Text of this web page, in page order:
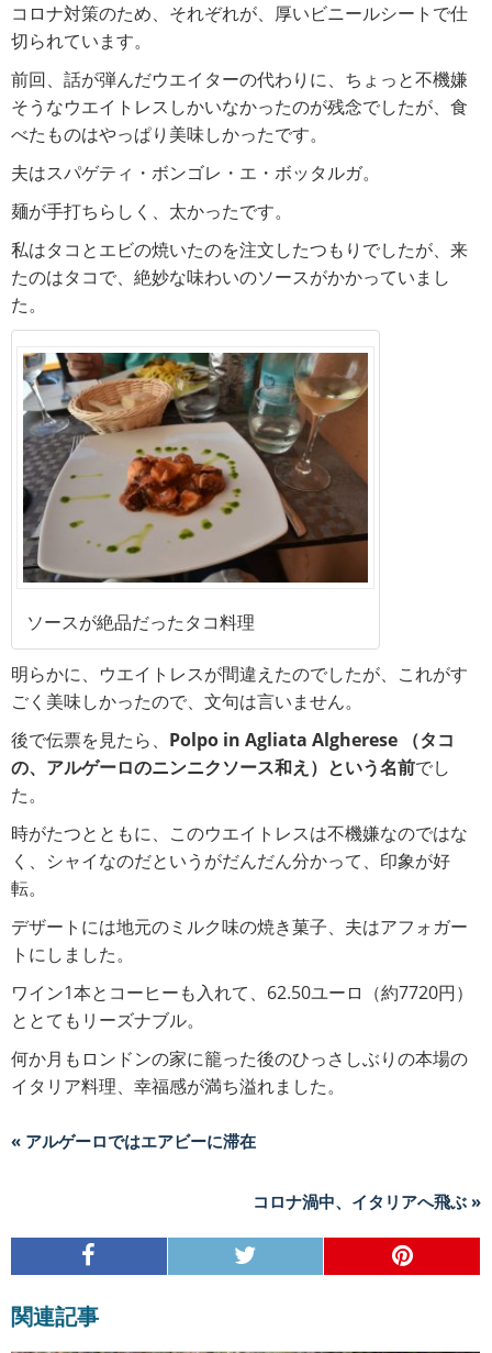
コロナ対策のため、それぞれが、厚いビニールシートで仕
切られています。
前回、話が弾んだウエイターの代わりに、ちょっと不機嫌
そうなウエイトレスしかいなかったのが残念でしたが、食
べたものはやっぱり美味しかったです。
夫はスパゲティ・ボンゴレ・エ・ボッタルガ。
麺が手打ちらしく、太かったです。
私はタコとエビの焼いたのを注文したつもりでしたが、来
たのはタコで、絶妙な味わいのソースがかかっていまし
た。
ソースが絶品だったタコ料理
明らかに、ウエイトレスが間違えたのでしたが、これがす
ごく美味しかったので、文句は言いません。
後で伝票を見たら、 Polpo in Agliata Algherese （タコ
の、アルゲーロのニンニクソース和え）という名前でし
た。
時がたつとともに、このウエイトレスは不機嫌なのではな
く、シャイなのだというがだんだん分かって、印象が好
転。
デザートには地元のミルク味の焼き菓子、夫はアフォガー
トにしました。
ワイン1本とコーヒーも入れて、62.50ユーロ（約7720円）
ととてもリーズナブル。
何か月もロンドンの家に籠った後のひっさしぶりの本場の
イタリア料理、幸福感が満ち溢れました。
« アルゲーロではエアビーに滞在
コロナ渦中、イタリアへ飛ぶ »
関連記事